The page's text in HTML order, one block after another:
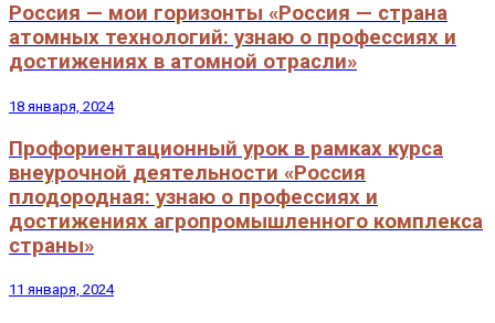
Россия — мои горизонты «Россия — страна
атомных технологий: узнаю о профессиях и
достижениях в атомной отрасли»
18 января, 2024
Профориентационный урок в рамках курса
внеурочной деятельности «Россия
плодородная: узнаю о профессиях и
достижениях агропромышленного комплекса
страны»
11 января, 2024